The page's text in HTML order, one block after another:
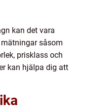
kan det vara
såsom
prisklass och
kan hjälpa dig att